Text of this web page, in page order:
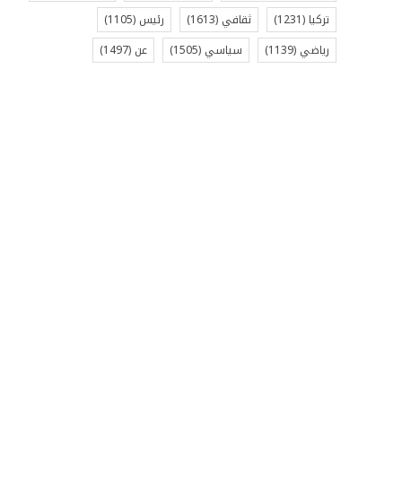
تركيا (1231) ثقافي (1613) رئيس (1105)
رياضي (1139) سياسي (1505) عن (1497)